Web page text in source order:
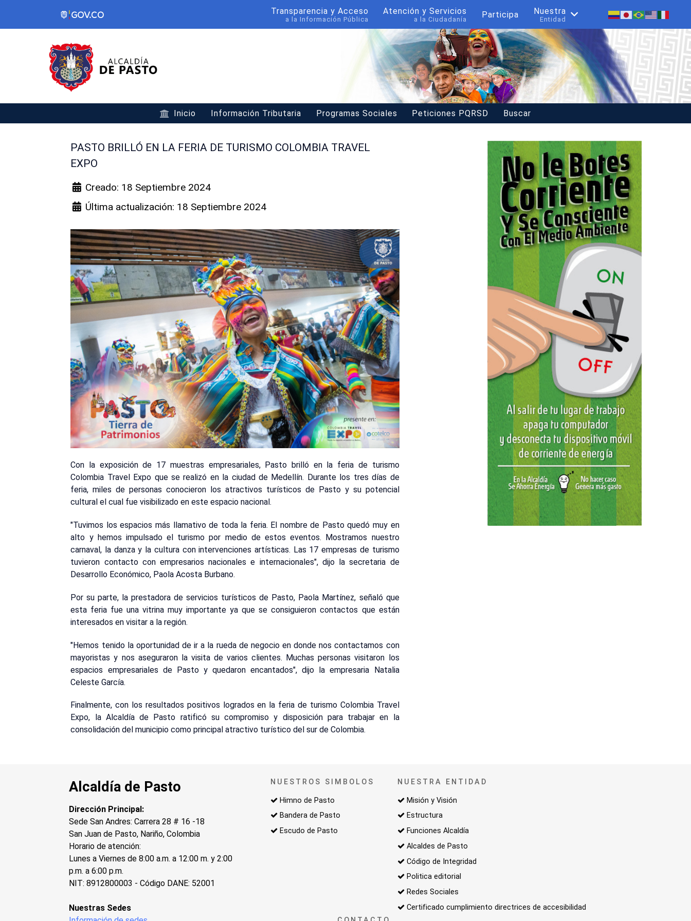
Transparencia y Acceso
a la Información Pública
Atención y Servicios
a la Ciudadanía Participa Nuestra
Entidad
Inicio Información Tributaria Programas Sociales Peticiones PQRSD Buscar
PASTO BRILLÓ EN LA FERIA DE TURISMO COLOMBIA TRAVEL
EXPO
Creado: 18 Septiembre 2024
Última actualización: 18 Septiembre 2024
Con la exposición de 17 muestras empresariales, Pasto brilló en la feria de turismo
Colombia Travel Expo que se realizó en la ciudad de Medellín. Durante los tres días de
feria, miles de personas conocieron los atractivos turísticos de Pasto y su potencial
cultural el cual fue visibilizado en este espacio nacional.
"Tuvimos los espacios más llamativo de toda la feria. El nombre de Pasto quedó muy en
alto y hemos impulsado el turismo por medio de estos eventos. Mostramos nuestro
carnaval, la danza y la cultura con intervenciones artísticas. Las 17 empresas de turismo
tuvieron contacto con empresarios nacionales e internacionales", dijo la secretaria de
Desarrollo Económico, Paola Acosta Burbano.
Por su parte, la prestadora de servicios turísticos de Pasto, Paola Martínez, señaló que
esta feria fue una vitrina muy importante ya que se consiguieron contactos que están
interesados en visitar a la región.
"Hemos tenido la oportunidad de ir a la rueda de negocio en donde nos contactamos con
mayoristas y nos aseguraron la visita de varios clientes. Muchas personas visitaron los
espacios empresariales de Pasto y quedaron encantados", dijo la empresaria Natalia
Celeste García.
Finalmente, con los resultados positivos logrados en la feria de turismo Colombia Travel
Expo, la Alcaldía de Pasto ratificó su compromiso y disposición para trabajar en la
consolidación del municipio como principal atractivo turístico del sur de Colombia.
Alcaldía de Pasto
Dirección Principal:
Sede San Andres: Carrera 28 # 16 -18
San Juan de Pasto, Nariño, Colombia
Horario de atención:
Lunes a Viernes de 8:00 a.m. a 12:00 m. y 2:00
p.m. a 6:00 p.m.
NIT: 8912800003 - Código DANE: 52001
Nuestras Sedes
NUESTROS SIMBOLOS
Himno de Pasto
Bandera de Pasto
Escudo de Pasto
NUESTRA ENTIDAD
Misión y Visión
Estructura
Funciones Alcaldía
Alcaldes de Pasto
Código de Integridad
Politica editorial
Redes Sociales
Certificado cumplimiento directrices de accesibilidad